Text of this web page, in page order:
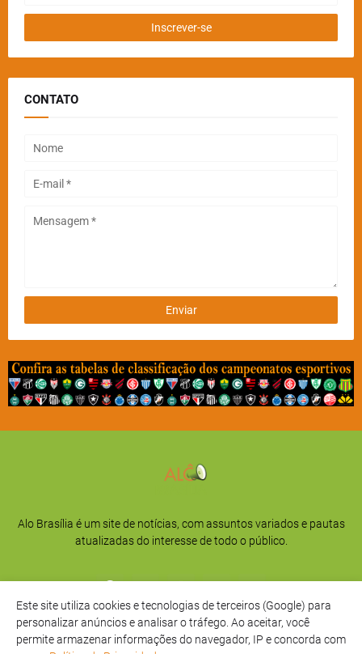
CONTATO
Alo Brasília é um site de notícias, com assuntos variados e pautas
atualizadas do interesse de todo o público.
Este site utiliza cookies e tecnologias de terceiros (Google) para
personalizar anúncios e analisar o tráfego. Ao aceitar, você
permite armazenar informações do navegador, IP e concorda com